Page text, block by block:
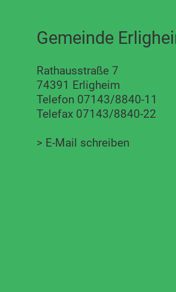
Gemeinde
Rathausstraße 7
74391 Erligheim
Telefon 07143/8840-11
Telefax 07143/8840-22
> E-Mail schreiben